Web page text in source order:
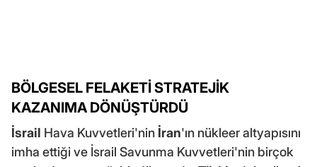
BÖLGESEL FELAKETİ STRATEJİK
KAZANIMA DÖNÜŞTÜRDÜ
İsrail Hava Kuvvetleri'nin İran'ın nükleer altyapısını
imha ettiği ve İsrail Savunma Kuvvetleri'nin birçok